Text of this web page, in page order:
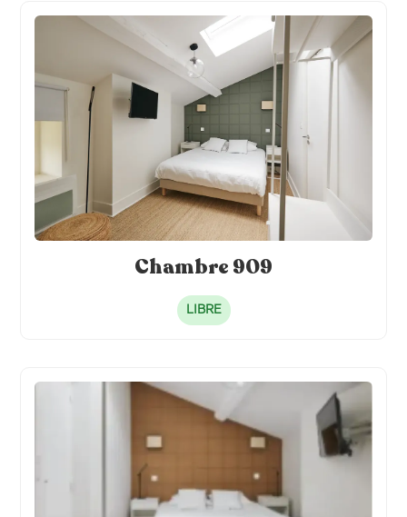
Chambre 909
LIBRE